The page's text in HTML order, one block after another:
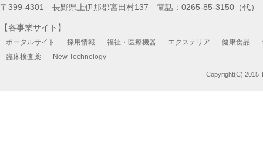
〒399-4301 長野県上伊那郡宮田村137 電話：0265-85-3150（代
【各事業サイト】
ポータルサイト 採用情報 福祉・医療機器 エクステリア 健康食品
臨床検査薬
New Technology
Copyright(C) 2015